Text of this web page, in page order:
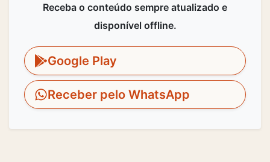
Receba o conteúdo sempre atualizado e
disponível offline.
Google Play
Receber pelo WhatsApp